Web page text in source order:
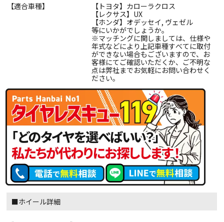
【適合車種】
【トヨタ】カローラクロス
【レクサス】UX
【ホンダ】オデッセイ, ヴェゼル
等にいかがでしょうか。
※マッチングに関しましては、仕様や
年式などにより上記車種すべてに取付
ができない場合もございますので、お
客様にてご確認いただくか、ご不明な
点は弊社までお気軽にお問い合わせく
ださい。
■ホイール詳細